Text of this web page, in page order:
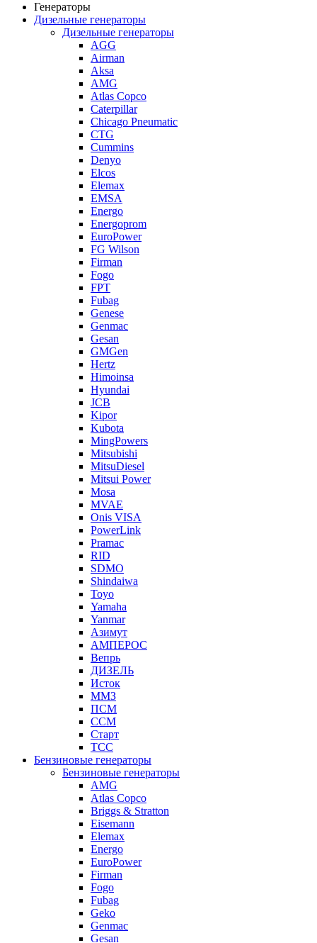
Генераторы
Дизельные генераторы
Дизельные генераторы
AGG
Airman
Aksa
AMG
Atlas Copco
Caterpillar
Chicago Pneumatic
CTG
Cummins
Denyo
Elcos
Elemax
EMSA
Energo
Energoprom
EuroPower
FG Wilson
Firman
Fogo
FPT
Fubag
Genese
Genmac
Gesan
GMGen
Hertz
Himoinsa
Hyundai
JCB
Kipor
Kubota
MingPowers
Mitsubishi
MitsuDiesel
Mitsui Power
Mosa
MVAE
Onis VISA
PowerLink
Pramac
RID
SDMO
Shindaiwa
Toyo
Yamaha
Yanmar
Азимут
АМПЕРОС
Вепрь
ДИЗЕЛЬ
Исток
ММЗ
ПСМ
ССМ
Старт
ТСС
Бензиновые генераторы
Бензиновые генераторы
AMG
Atlas Copco
Briggs & Stratton
Eisemann
Elemax
Energo
EuroPower
Firman
Fogo
Fubag
Geko
Genmac
Gesan